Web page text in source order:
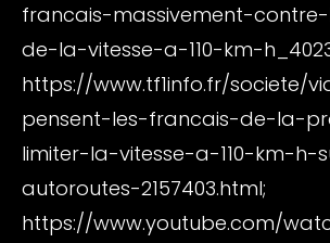
francais-massivement-
de-la-vitesse-a-110-km-
https://www.tf1info.fr/societe/
pensent-les-francais-de-la-
limiter-la-vitesse-a-110-km-h-
autoroutes-2157403.html;
https://www.youtube.com/